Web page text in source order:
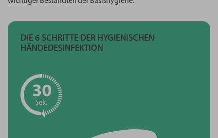
DIE 6 SCHRITTEDER HYGIENISCHEN
HÄNDEDESINFEKTION